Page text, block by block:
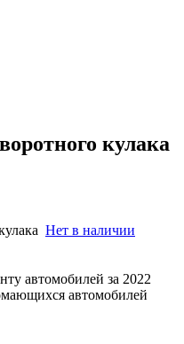
кулака
Нет в наличии
автомобилей за 2022
автомобилей